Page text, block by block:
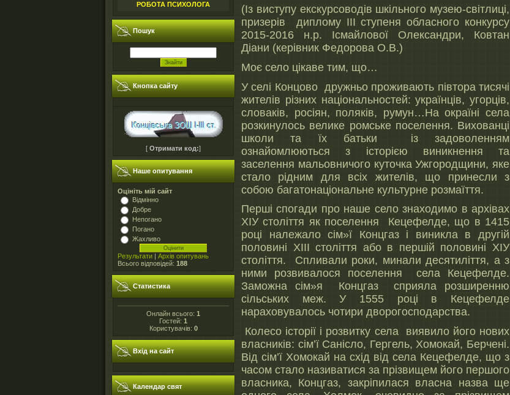
РОБОТА ПСИХОЛОГА
Пошук
Кнопка сайту
[ Отримати код:]
Наше опитування
Оцініть мій сайт
Відмінно
Добре
Непогано
Погано
Жахливо
Результати | Архів опитувань
Всього відповідей: 188
Статистика
Онлайн всього: 1
Гостей: 1
Користувачів: 0
Вхід на сайт
Календар свят
(Із виступу екскурсоводів шкільного музею-світлиці,
призерів диплому ІІІ ступеня обласного конкурсу
2015-2016 н.р. Ісмайлової Олександри, Ковтан
Діани (керівник Федорова О.В.)
Моє село цікаве тим, що…
У селі Концово дружньо проживають півтора тисячі
жителів різних національностей: українців, угорців,
словаків, росіян, поляків, румун…На окраїні села
розкинулось велике ромське поселення. Вихованці
школи та їх батьки із задоволенням
ознайомлюються з історією виникнення та
заселення мальовничого куточка Ужгородщини, яке
стало рідним для всіх жителів, що принесли з
собою багатонаціональне культурне розмаїття.
Перші спогади про наше село знаходимо в архівах
ХІУ століття як поселення Кецефелде, що в 1415
році належало сім»ї Концгаз і виникла в другій
половині ХІІІ століття або в першій половині ХІУ
століття. Спливали роки, минали десятиліття, а з
ними розвивалося поселення села Кецефелде.
Заможна сім»я Концгаз сприяла розширенню
сільських меж. У 1555 році в Кецефелде
нараховувалось чотири дворогосподарства.
Колесо історії і розвитку села виявило його нових
власників: сім’ї Санісло, Гергель, Хомокай, Берчені.
Від сім’ї Хомокай на схід від села Кецефелде, що з
часом стало називатися за прізвищем його першого
власника, Концгаз, закріпилася власна назва ще